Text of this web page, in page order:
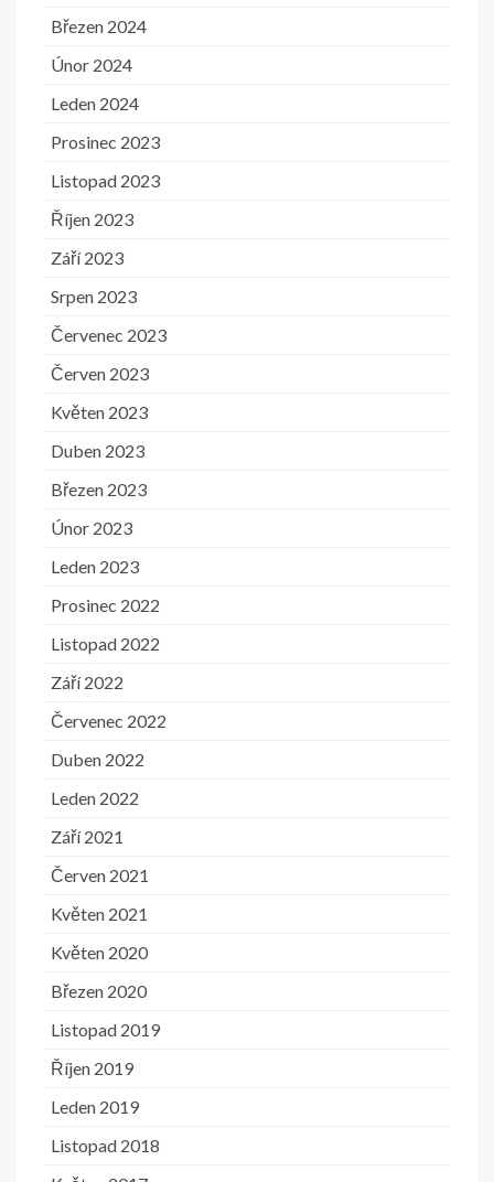
Březen 2024
Únor 2024
Leden 2024
Prosinec 2023
Listopad 2023
Říjen 2023
Září 2023
Srpen 2023
Červenec 2023
Červen 2023
Květen 2023
Duben 2023
Březen 2023
Únor 2023
Leden 2023
Prosinec 2022
Listopad 2022
Září 2022
Červenec 2022
Duben 2022
Leden 2022
Září 2021
Červen 2021
Květen 2021
Květen 2020
Březen 2020
Listopad 2019
Říjen 2019
Leden 2019
Listopad 2018